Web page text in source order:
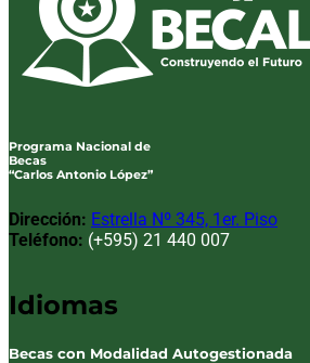
Programa Nacional de
Becas
“Carlos Antonio López”
Dirección: Estrella Nº 345, 1er. Piso
Teléfono: (+595) 21 440 007
Idiomas
Becas con Modalidad Autogestionada